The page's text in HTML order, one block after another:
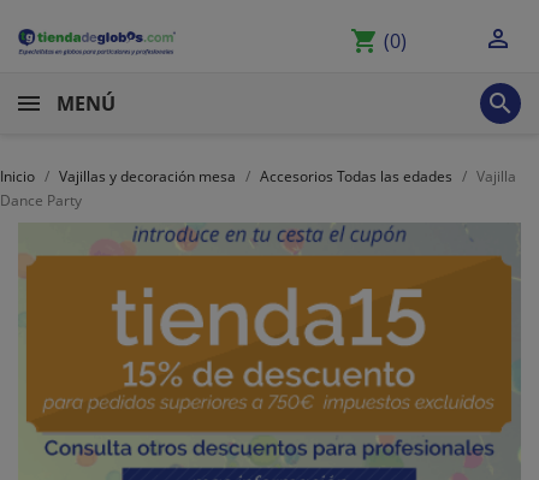
shopping_cart (0) 
MENÚ 
Inicio Vajillas y decoración mesa Accesorios Todas las edades
Vajilla
Dance Party